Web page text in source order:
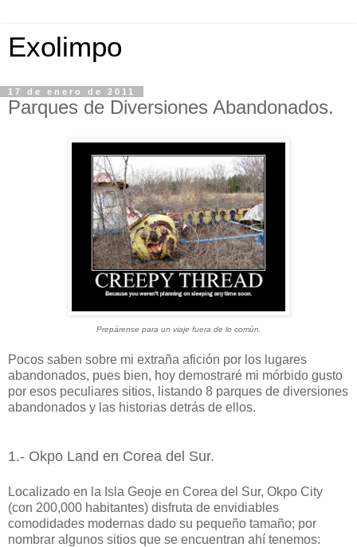
Exolimpo
17 de enero de 2011
Parques de Diversiones Abandonados.
Prepárense para un viaje fuera de lo común.
Pocos saben sobre mi extraña afición por los lugares
abandonados, pues bien, hoy demostraré mi mórbido gusto
por esos peculiares sitios, listando 8 parques de diversiones
abandonados y las historias detrás de ellos.
1.- Okpo Land en Corea del Sur.
Localizado en la Isla Geoje en Corea del Sur, Okpo City
(con 200,000 habitantes) disfruta de envidiables
comodidades modernas dado su pequeño tamaño; por
nombrar algunos sitios que se encuentran ahí tenemos: